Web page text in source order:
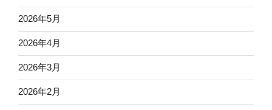
2026年5月
2026年4月
2026年3月
2026年2月